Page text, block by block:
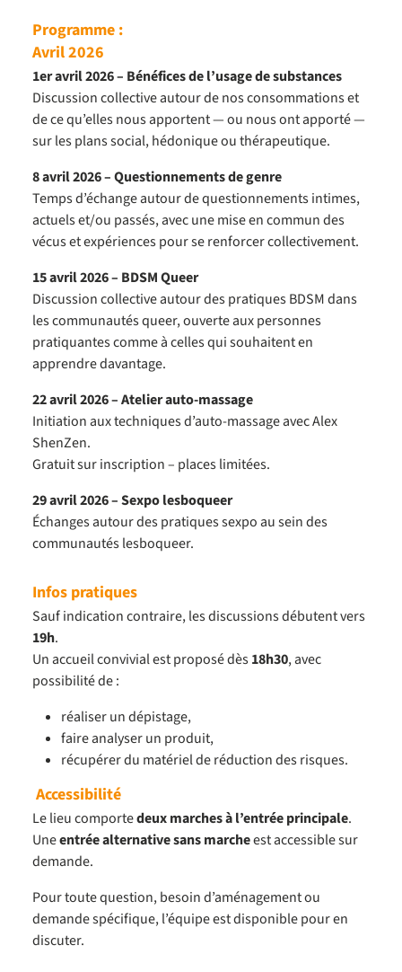
Programme :
Avril 2026
1er avril 2026 – Bénéfices de l’usage de substances
Discussion collective autour de nos consommations et
de ce qu’elles nous apportent — ou nous ont apporté —
sur les plans social, hédonique ou thérapeutique.
8 avril 2026 – Questionnements de genre
Temps d’échange autour de questionnements intimes,
actuels et/ou passés, avec une mise en commun des
vécus et expériences pour se renforcer collectivement.
15 avril 2026 – BDSM Queer
Discussion collective autour des pratiques BDSM dans
les communautés queer, ouverte aux personnes
pratiquantes comme à celles qui souhaitent en
apprendre davantage.
22 avril 2026 – Atelier auto-massage
Initiation aux techniques d’auto-massage avec Alex
ShenZen.
Gratuit sur inscription – places limitées.
29 avril 2026 – Sexpo lesboqueer
Échanges autour des pratiques sexpo au sein des
communautés lesboqueer.
Infos pratiques
Sauf indication contraire, les discussions débutent vers
19h.
Un accueil convivial est proposé dès18h30, avec
possibilité de :
réaliser un dépistage,
faire analyser un produit,
récupérer du matériel de réduction des risques.
Accessibilité
Le lieu comportedeux marches à l’entrée principale.
Uneentrée alternative sans marcheest accessible sur
demande.
Pour toute question, besoin d’aménagement ou
demande spécifique, l’équipe est disponible pour en
discuter.